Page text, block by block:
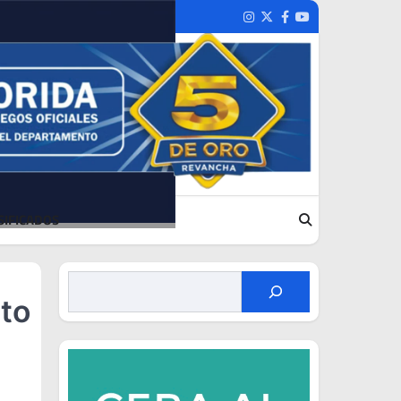
Instagram
TwitterFacebook
Youtube